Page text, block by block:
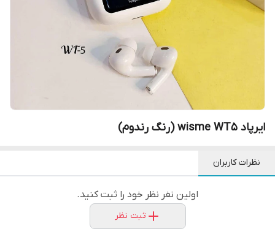
ایرپاد wisme WT5 (رنگ رندوم)
نظرات کاربران
اولین نفر نظر خود را ثبت کنید.
ثبت نظر